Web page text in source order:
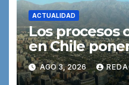
ACTUALIDAD
Los procesos
en Chile
advierte una
AGO 3, 2026